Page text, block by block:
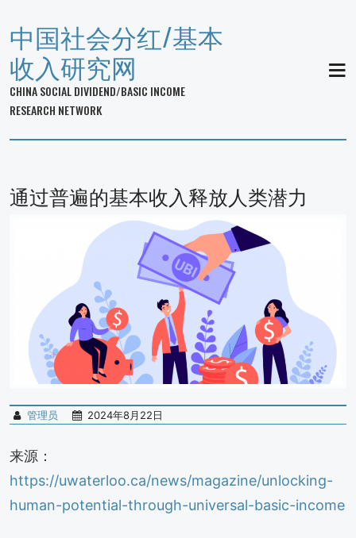
中国社会分红/基本
收入研究网
CHINA SOCIAL DIVIDEND/BASIC INCOME
RESEARCH NETWORK
通过普遍的基本收入释放人类潜力
管理员 2024年8月22日
来源：
https://uwaterloo.ca/news/magazine/unlocking-
human-potential-through-universal-basic-income